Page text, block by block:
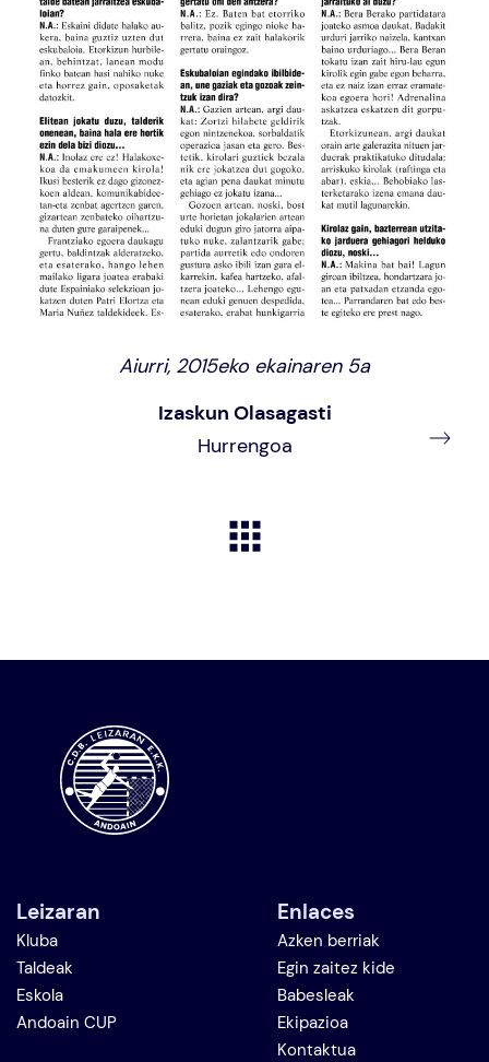
Aiurri, 2015eko ekainaren 5a
Izaskun Olasagasti
Hurrengoa
Leizaran
Kluba
Taldeak
Eskola
Andoain CUP
Enlaces
Azken berriak
Egin zaitez kide
Babesleak
Ekipazioa
Kontaktua